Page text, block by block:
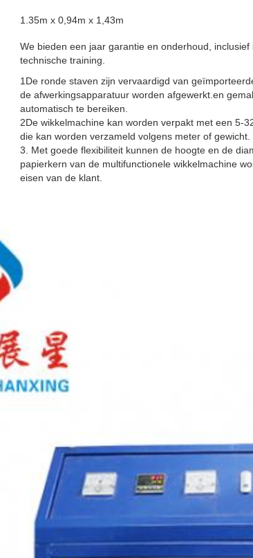
1.35m x 0,94m x 1,43m
We bieden een jaar garantie en onderhoud, inclusief
technische training.
1De ronde staven zijn vervaardigd van
de afwerkingsapparatuur worden afgewerkt.en
automatisch te bereiken.
2De wikkelmachine kan worden verpakt met een 5-
die kan worden verzameld volgens meter of gewicht.
3. Met goede flexibiliteit kunnen de hoogte en de
papierkern van de multifunctionele wikkelmachine
eisen van de klant.